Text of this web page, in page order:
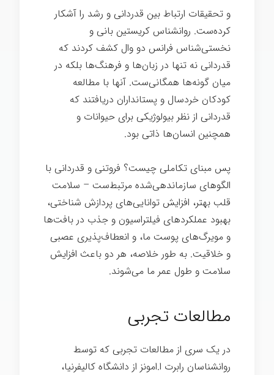
و تحقیقات ارتباط بین قدردانی و رشد را آشکار
کرده‌ست. روانشناس کریستین بانی و
نخستی‌شناس فرانس دو وال کشف کردند که
قدردانی نه تنها در زبان‌ها و فرهنگ‌ها بلکه در
میان گونه‌ها همگانی‌ست. آنها با مطالعه
کودکان خردسال و پستانداران دریافتند که
قدردانی از نظر بیولوژیکی برای حیوانات و
همچنین انسان‌ها ذاتی بود.
پس مبنای تکاملی چیست؟ فروتنی و قدردانی با
الگوهای سازماندهی‌شده مرتبط‌ست – سلامت
قلب بهتر، افزایش توانایی‌های پردازش شناختی،
بهبود عملکردهای فیلتراسیون و جذب در بافت‌ها
و مویرگ‌های پوست ما، و انعطاف‌پذیری عصبی
و خلاقیت. به طور خلاصه، هر دو باعث افزایش
سلامت و طول عمر ما می‌شوند.
مطالعات تجربی
در یک سری از مطالعات تجربی که توسط
روانشناسان رابرت ا.امونز از دانشگاه کالیفرنیا،